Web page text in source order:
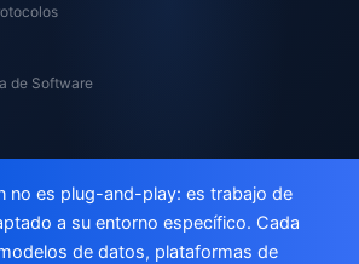
de Software
no es plug-and-play: es trabajo de
a su entorno específico. Cada
de datos, plataformas de